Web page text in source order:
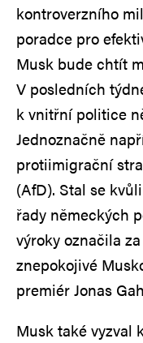
kontroverzního
poradce pro
Musk bude chtít
V posledních
k vnitřní politice
Jednoznačně
protiimigrační
(AfD). Stal se
řady německých
výroky označila
znepokojivé
premiér Jonas
Musk také vyzval